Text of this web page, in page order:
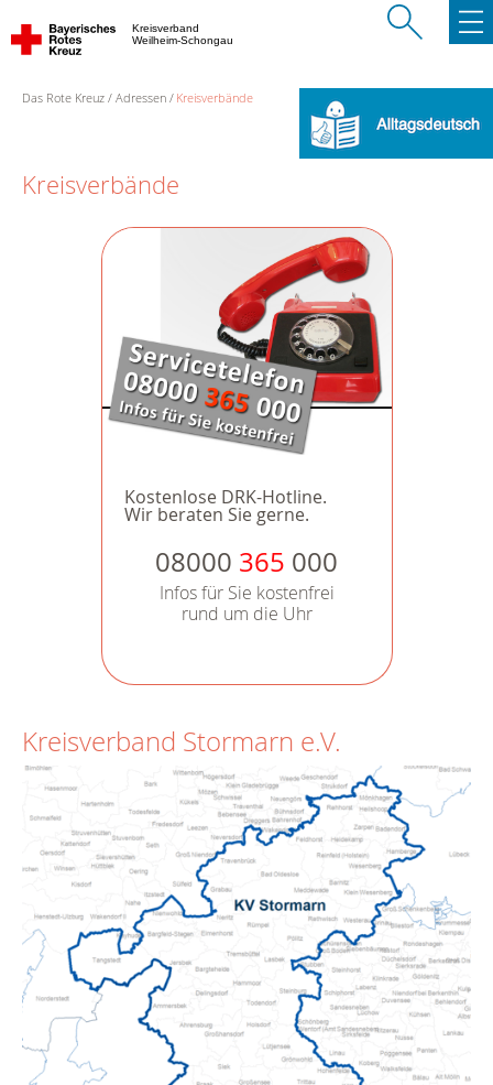
Kreisverband
Weilheim-Schongau
Das Rote Kreuz Adressen Kreisverbände
Kreisverbände
Kostenlose DRK-Hotline.
Wir beraten Sie gerne.
08000 365 000
Infos für Sie kostenfrei
rund um die Uhr
Kreisverband Stormarn e.V.